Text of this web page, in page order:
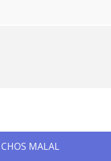
MALAL